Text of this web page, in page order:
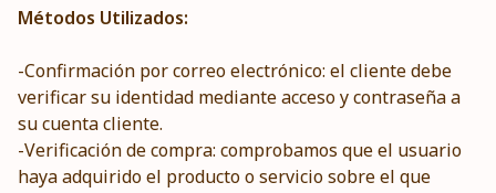
Métodos Utilizados:
-Confirmación por correo electrónico: el cliente debe
verificar su identidad mediante acceso y contraseña a
su cuenta cliente.
-Verificación de compra: comprobamos que el usuario
haya adquirido el producto o servicio sobre el que